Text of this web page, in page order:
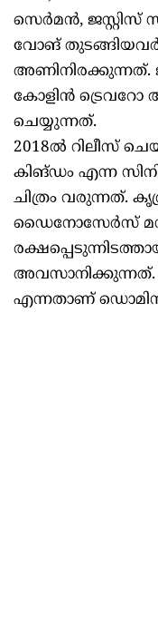
സെര്‍മന്‍, ജസ്റ്റിസ്
വോങ്
അണിനിരക്കുന്നത്.
കോളിന്‍
ചെയ്യുന്നത്.
2018ല്‍ റിലീസ്
കിങ്ഡം എന്ന
ചിത്രം വരുന്നത്.
ഡൈനോസേര്‍സ്
അവസാനിക്കുന്നത്.
എന്നതാണ്